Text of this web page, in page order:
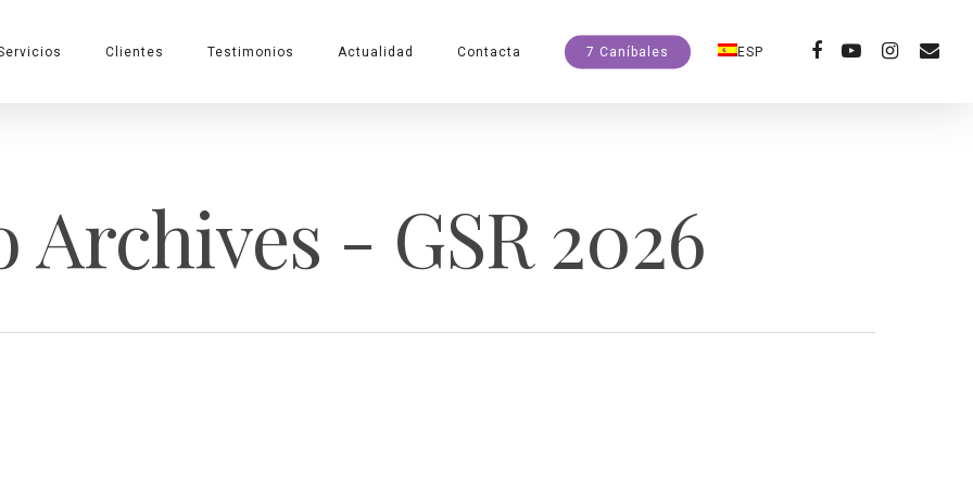
Clientes Testimonios Actualidad Contacta 7 Caníbales ESP facebookyoutubeinstagram
email
- GSR 2026